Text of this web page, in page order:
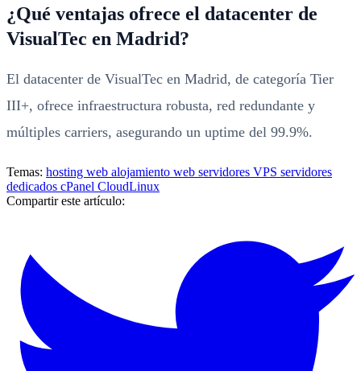
¿Qué ventajas ofrece el datacenter de
VisualTec en Madrid?
El datacenter de VisualTec en Madrid, de categoría Tier
III+, ofrece infraestructura robusta, red redundante y
múltiples carriers, asegurando un uptime del 99.9%.
Temas: hosting web alojamiento web servidores VPS servidores
dedicados cPanel CloudLinux
Compartir este artículo: